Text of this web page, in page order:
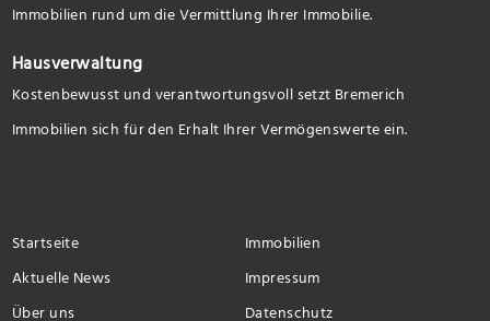
Immobilien rund um die Vermittlung Ihrer Immobilie.
Hausverwaltung
Kostenbewusst und verantwortungsvoll setzt Bremerich
Immobilien sich für den Erhalt Ihrer Vermögenswerte ein.
Startseite
Immobilien
Aktuelle News
Impressum
Über uns
Datenschutz